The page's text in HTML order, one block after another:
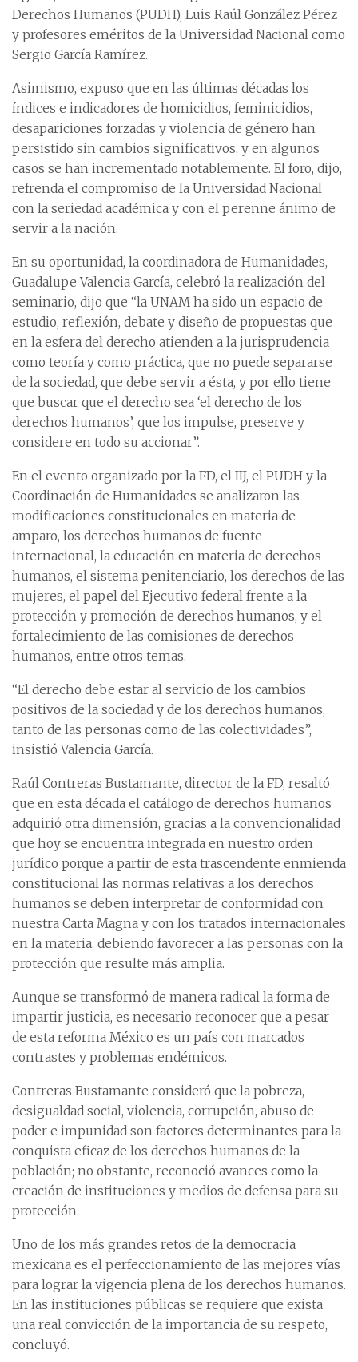
Derechos Humanos (PUDH), Luis Raúl González Pérez
y profesores eméritos de la Universidad Nacional como
Sergio García Ramírez.
Asimismo, expuso que en las últimas décadas los
índices e indicadores de homicidios, feminicidios,
desapariciones forzadas y violencia de género han
persistido sin cambios significativos, y en algunos
casos se han incrementado notablemente. El foro, dijo,
refrenda el compromiso de la Universidad Nacional
con la seriedad académica y con el perenne ánimo de
servir a la nación.
En su oportunidad, la coordinadora de Humanidades,
Guadalupe Valencia García, celebró la realización del
seminario, dijo que “la UNAM ha sido un espacio de
estudio, reflexión, debate y diseño de propuestas que
en la esfera del derecho atienden a la jurisprudencia
como teoría y como práctica, que no puede separarse
de la sociedad, que debe servir a ésta, y por ello tiene
que buscar que el derecho sea ‘el derecho de los
derechos humanos’, que los impulse, preserve y
considere en todo su accionar”.
En el evento organizado por la FD, el IIJ, el PUDH y la
Coordinación de Humanidades se analizaron las
modificaciones constitucionales en materia de
amparo, los derechos humanos de fuente
internacional, la educación en materia de derechos
humanos, el sistema penitenciario, los derechos de las
mujeres, el papel del Ejecutivo federal frente a la
protección y promoción de derechos humanos, y el
fortalecimiento de las comisiones de derechos
humanos, entre otros temas.
“El derecho debe estar al servicio de los cambios
positivos de la sociedad y de los derechos humanos,
tanto de las personas como de las colectividades”,
insistió Valencia García.
Raúl Contreras Bustamante, director de la FD, resaltó
que en esta década el catálogo de derechos humanos
adquirió otra dimensión, gracias a la convencionalidad
que hoy se encuentra integrada en nuestro orden
jurídico porque a partir de esta trascendente enmienda
constitucional las normas relativas a los derechos
humanos se deben interpretar de conformidad con
nuestra Carta Magna y con los tratados internacionales
en la materia, debiendo favorecer a las personas con la
protección que resulte más amplia.
Aunque se transformó de manera radical la forma de
impartir justicia, es necesario reconocer que a pesar
de esta reforma México es un país con marcados
contrastes y problemas endémicos.
Contreras Bustamante consideró que la pobreza,
desigualdad social, violencia, corrupción, abuso de
poder e impunidad son factores determinantes para la
conquista eficaz de los derechos humanos de la
población; no obstante, reconoció avances como la
creación de instituciones y medios de defensa para su
protección.
Uno de los más grandes retos de la democracia
mexicana es el perfeccionamiento de las mejores vías
para lograr la vigencia plena de los derechos humanos.
En las instituciones públicas se requiere que exista
una real convicción de la importancia de su respeto,
concluyó.